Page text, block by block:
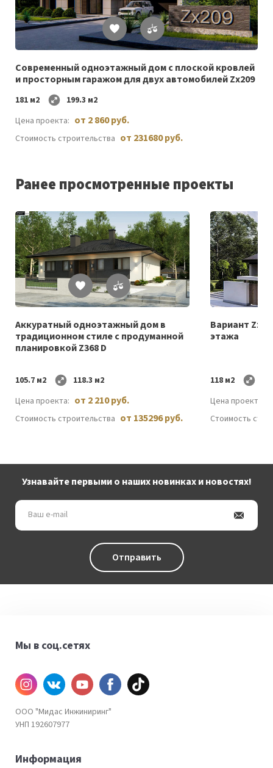
Список
желаемого
Cовременный одноэтажный дом c плоской кровлей
и просторным гаражом для двух автомобилей Zx209
181 м2
199.3 м2
Цена проекта: от 2 860 руб.
Стоимость строительства от 231680 руб.
Ранее просмотренные проекты
Список
желаемого
Аккуратный одноэтажный дом в
традиционном стиле с продуманной
планировкой Z368 D
105.7 м2
118.3 м2
Цена проекта: от 2 210 руб.
Стоимость строительства от 135296 руб.
Вариант
этажа
118 м2
Цена проекта:
Стоимость
Узнавайте первыми о наших новинках и новостях!
Ваш
mail
Отправить
Мы в соц.сетях
Инстаграм
ВКонтакте
YouTube
Facebook
TiKtok
ООО "Мидас Инжиниринг"
УНП 192607977
Информация